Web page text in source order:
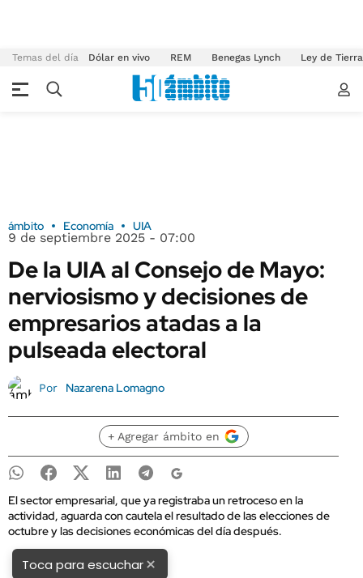
Temas del día Dólar en vivo REM Benegas Lynch Ley de
ámbito Economía UIA
9 de septiembre 2025 - 07:00
De la UIA al Consejo de Mayo:
nerviosismo y decisiones de
empresarios atadas a la
pulseada electoral
Por Nazarena Lomagno
+ Agregar ámbito en
El sector empresarial, que ya registraba un retroceso en la
actividad, aguarda con cautela el resultado de las elecciones de
octubre y las decisiones económicas del día después.
Toca para escuchar×